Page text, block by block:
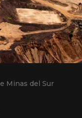
Minas del Sur